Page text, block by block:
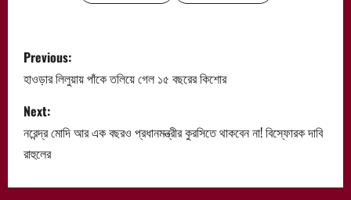
P
o
s
t
n
Previous:
হাওড়ার লিলুয়ায় পাঁকে তলিয়ে গেল ১৫ বছরের কিশোর
Next:
নরেন্দ্র মোদি আর এক বছরও প্রধানমন্ত্রীর কুরসিতে থাকবেন না! বিস্ফোরক দাবি
রাহুলের